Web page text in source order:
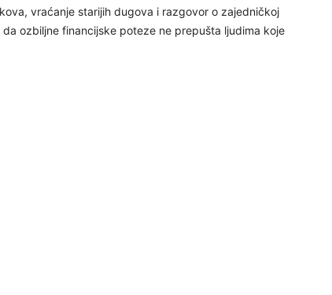
vraćanje starijih dugova i razgovor o zajedničkoj
ozbiljne financijske poteze ne prepušta ljudima koje